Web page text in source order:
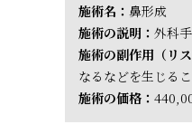
施術名： 鼻形成
施術の説明： 外科
施術の副作用（リ
なるなどを生じる
施術の価格：